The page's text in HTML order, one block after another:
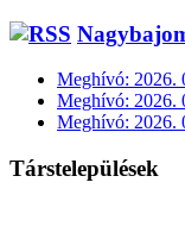
Meghívó: 2026.
Meghívó: 2026.
Meghívó: 2026.
Társtelepülések